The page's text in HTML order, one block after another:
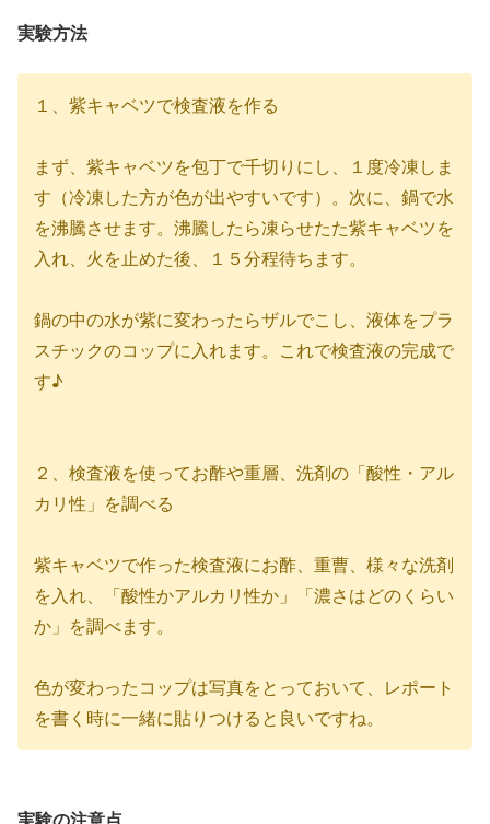
実験方法
１、紫キャベツで検査液を作る
まず、紫キャベツを包丁で千切りにし、１度冷凍しま
す（冷凍した方が色が出やすいです）。次に、鍋で水
を沸騰させます。沸騰したら凍らせたた紫キャベツを
入れ、火を止めた後、１５分程待ちます。
鍋の中の水が紫に変わったらザルでこし、液体をプラ
スチックのコップに入れます。これで検査液の完成で
す♪
２、検査液を使ってお酢や重層、洗剤の「酸性・アル
カリ性」を調べる
紫キャベツで作った検査液にお酢、重曹、様々な洗剤
を入れ、「酸性かアルカリ性か」「濃さはどのくらい
か」を調べます。
色が変わったコップは写真をとっておいて、レポート
を書く時に一緒に貼りつけると良いですね。